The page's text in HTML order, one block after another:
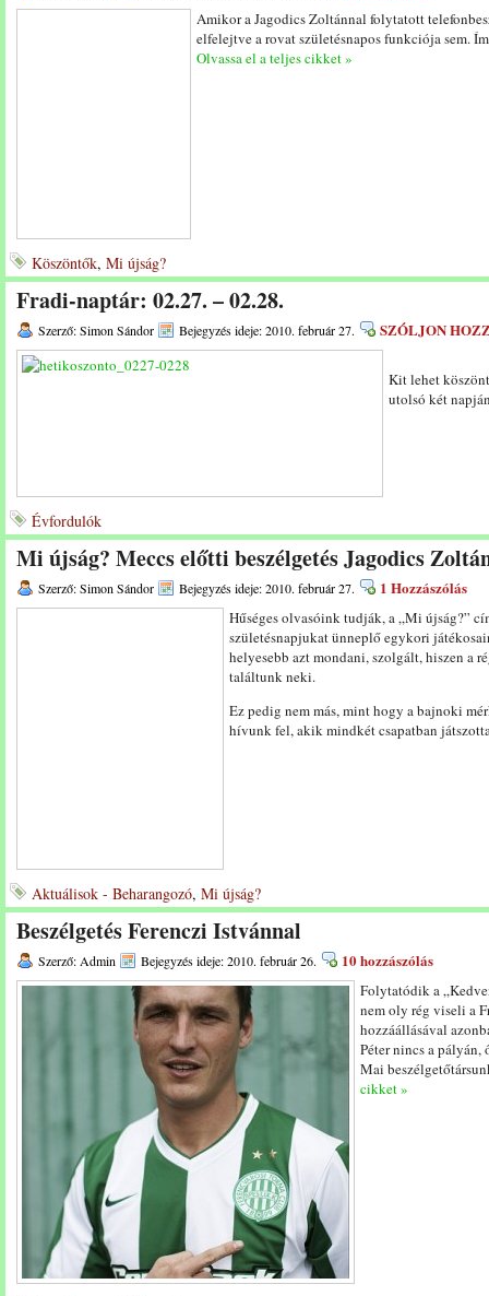
Amikor a Jagodics Zoltánnal folytatott
elfelejtve a rovat születésnapos funkciója sem.
Olvassa el a teljes cikket »
Köszöntők, Mi újság?
Fradi-naptár: 02.27. – 02.28.
Szerző: Simon Sándor Bejegyzés ideje: 2010. február 27. SZÓLJON
Kit lehet
utolsó két
Évfordulók
Mi újság? Meccs előtti beszélgetés Jagodics
Szerző: Simon Sándor Bejegyzés ideje: 2010. február 27. 1 Hozzászólás
Hűséges olvasóink tudják, a „Mi újság?”
születésnapjukat ünneplő egykori
helyesebb azt mondani, szolgált, hiszen a
találtunk neki.
Ez pedig nem más, mint hogy a bajnoki
hívunk fel, akik mindkét csapatban
Aktuálisok - Beharangozó, Mi újság?
Beszélgetés Ferenczi Istvánnal
Szerző: Admin Bejegyzés ideje: 2010. február 26. 10 hozzászólás
Folytatódik a
nem oly rég viseli a
hozzáállásával
Péter nincs a
Mai
cikket »